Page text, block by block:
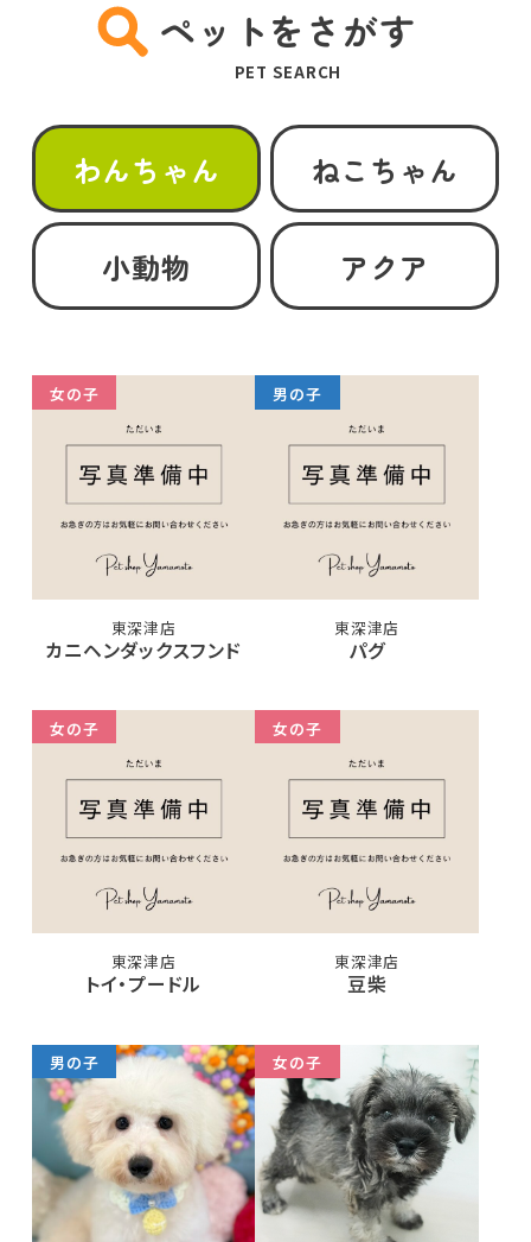
ペットをさがす
PET SEARCH
わんちゃん ねこちゃん
小動物 アクア
女の子
東深津店
カニヘンダックスフンド
男の子
東深津店
パグ
女の子
東深津店
トイ・プードル
女の子
東深津店
豆柴
男の子 女の子